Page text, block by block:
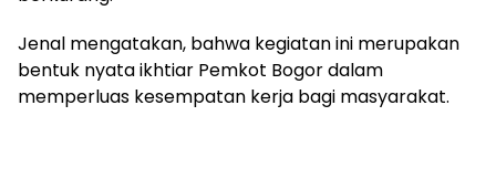
Jenal mengatakan, bahwa kegiatan ini merupakan
bentuk nyata ikhtiar Pemkot Bogor dalam
memperluas kesempatan kerja bagi masyarakat.